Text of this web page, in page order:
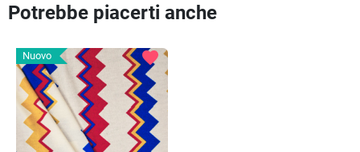
Potrebbe piacerti anche
Nuovo favorite